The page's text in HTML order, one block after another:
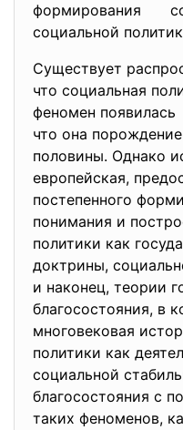
формирования
социальной
Существует
что социальная
феномен появилась
что она
половины. Однако
европейская,
постепенного
понимания и
политики как
доктрины,
и наконец, теории
благосостояния, в
многовековая
политики как
социальной
благосостояния с
таких феноменов,